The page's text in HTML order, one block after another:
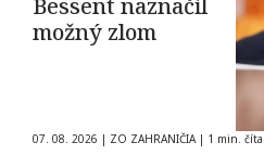
Bessent naznačil
možný zlom
07. 08. 2026 | ZO ZAHRANIČIA | 1 min.